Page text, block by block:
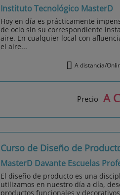
Instituto Tecnológico MasterD
Hoy en día es prácticamente
de ocio sin su correspondiente
aire. En cualquier local con
el aire...
A distancia/
Precio A
Curso de Diseño de
MasterD Davante Escuelas
El diseño de producto es una
utilizamos en nuestro día a día,
productos funcionales y